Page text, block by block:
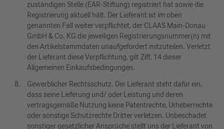
zuständigen Stelle (EAR-Stiftung) registriert hat sowie die
Registrierung aktuell hält. Der Lieferant ist im oben
genannten Fall weiter verpflichtet, der CLAAS Main-Donau
GmbH & Co. KG die jeweiligen Registrierungsnummer(n) mit
den Artikelstammdaten unaufgefordert mitzuteilen. Verletzt
der Lieferant diese Verpflichtung, gilt Ziff. 14 dieser
Allgemeinen Einkaufsbedingungen.
Gewerblicher Rechtsschutz. Der Lieferant steht dafür ein,
dass seine Lieferung und/ oder Leistung und deren
vertragsgemäße Nutzung keine Patentrechte, Urheberrechte
oder sonstige Schutzrechte Dritter verletzen. Unbeschadet
sonstiger gesetzlicher Ansprüche stellt uns der Lieferant von